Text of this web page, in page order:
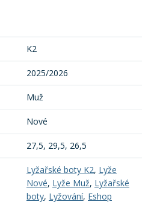
K2
2025/2026
Muž
Nové
27,5, 29,5, 26,5
Lyžařské boty K2, Lyže
Nové, Lyže Muž, Lyžařské
boty, Lyžování, Eshop